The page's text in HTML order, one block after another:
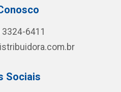
3324-6411
Sociais